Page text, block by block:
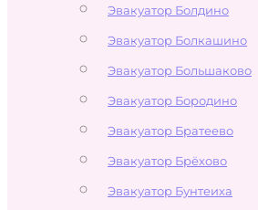
Эвакуатор Болдино
Эвакуатор Болкашино
Эвакуатор Большаково
Эвакуатор Бородино
Эвакуатор Братеево
Эвакуатор Брёхово
Эвакуатор Бунтеиха